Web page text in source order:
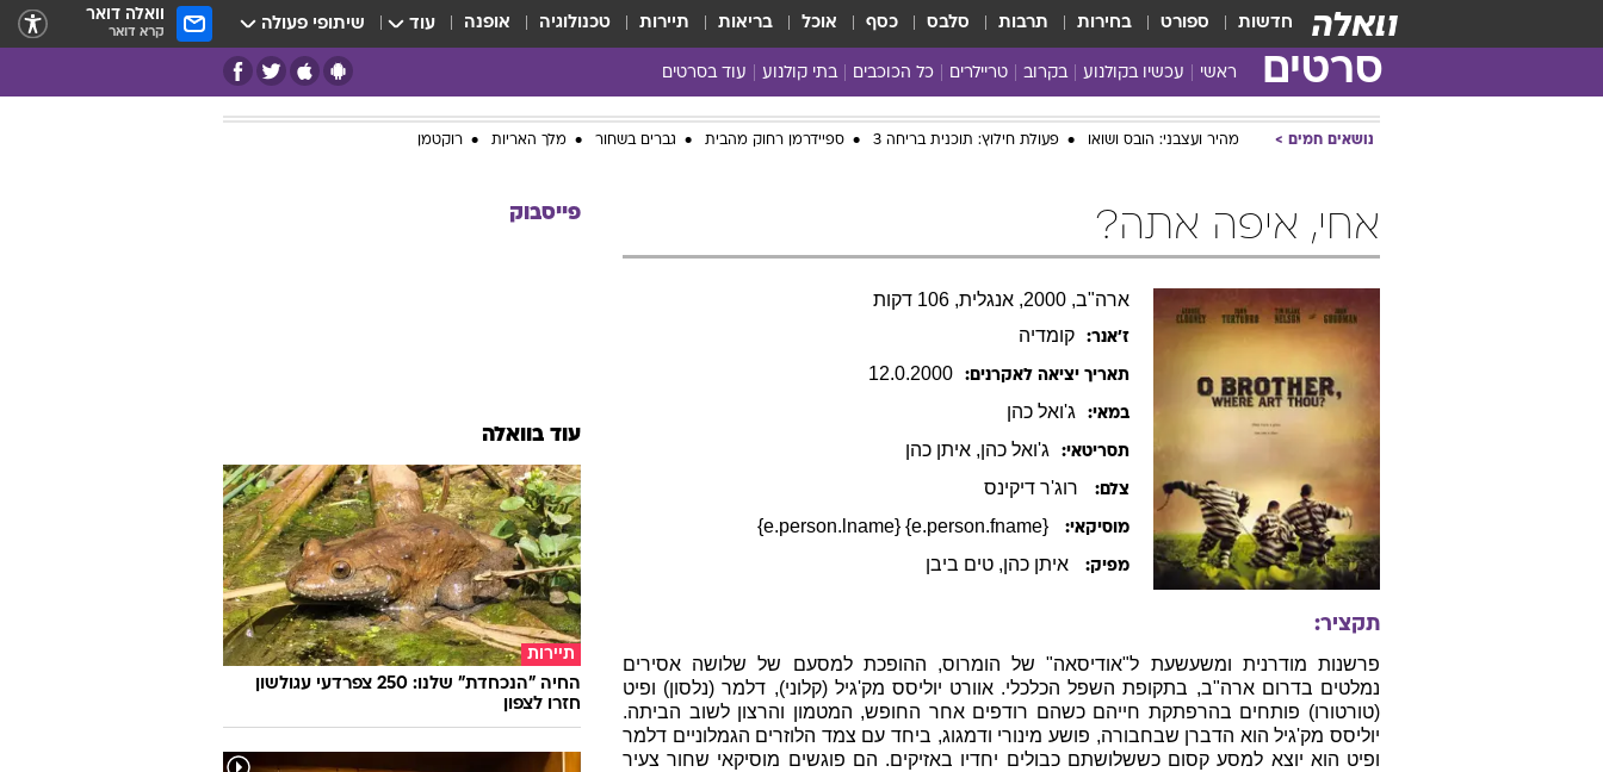
חדשות ספורט בחירות תרבות סלבס כסף אוכל בריאות תיירות טכנולוגיה אופנה עוד שיתופי פעולה וואלה דואר
קרא דואר
סרטים ראשי עכשיו בקולנוע בקרוב טריילרים כל הכוכבים בתי קולנוע עוד בסרטים
כל הסרטים
נושאים חמים מהיר ועצבני: הובס ושואו פעולת חילוץ: תוכנית בריחה 3 ספיידרמן רחוק מהבית גברים בשחור מלך האריות רוקטמן
אחי, איפה אתה?
ארה"ב, 2000, אנגלית, 106 דקות
ז׳אנר: קומדיה
תאריך יציאה לאקרנים: 12.0.2000
במאי: ג'ואל כהן
תסריטאי: ג'ואל כהן, איתן כהן
צלם: רוג'ר דיקינס
מוסיקאי: {e.person.fname} {e.person.lname}
מפיק: איתן כהן, טים ביבן
תקציר:
פרשנות מודרנית ומשעשעת ל"אודיסאה" של הומרוס, ההופכת למסעם של שלושה אסירים
נמלטים בדרום ארה"ב, בתקופת השפל הכלכלי. אוורט יוליסס מק'גיל (קלוני), דלמר (נלסון) ופיט
(טורטורו) פותחים בהרפתקת חייהם כשהם רודפים אחר החופש, המטמון והרצון לשוב הביתה.
יוליסס מק'גיל הוא הדברן שבחבורה, פושע מינורי ודמגוג, ביחד עם צמד הלוזרים הגמלוניים דלמר
ופיט הוא יוצא למסע קסום כששלושתם כבולים יחדיו באזיקים. הם פוגשים מוסיקאי שחור צעיר
פייסבוק
עוד בוואלה
תיירות
החיה "הנכחדת" שלנו: 250 צפרדעי עגולשון
חזרו לצפון